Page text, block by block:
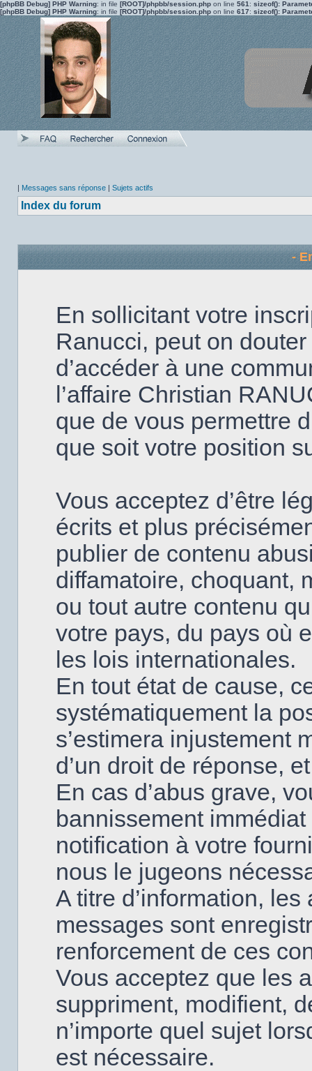
[phpBB Debug] PHP Warning: in file [ROOT]/phpbb/session.php on line 561 : sizeof():
[phpBB Debug] PHP Warning: in file [ROOT]/phpbb/session.php on line 617: sizeof():
| Messages sans réponse | Sujets actifs
Index du forum
-
En sollicitant votre
Ranucci, peut on
d’accéder à une
l’affaire Christian
que de vous permettre
que soit votre position
Vous acceptez d’être
écrits et plus
publier de contenu
diffamatoire, choquant,
ou tout autre contenu
votre pays, du pays où
les lois internationales.
En tout état de cause,
systématiquement la
s’estimera injustement
d’un droit de réponse,
En cas d’abus grave,
bannissement
notification à votre
nous le jugeons
A titre d’information,
messages sont
renforcement de ces
Vous acceptez que les
suppriment, modifient,
n’importe quel sujet
est nécessaire.